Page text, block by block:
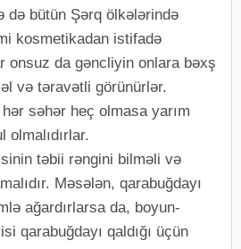
də bütün Şərq ölkələrində
kosmetikadan istifadə
onsuz da gəncliyin onlara bəxş
və təravətli görünürlər.
səhər heç olmasa yarım
təbii rəngini bilməli və
Məsələn, qarabuğdayı
ağardırlarsa da, boyun-
qarabuğdayı qaldığı üçün